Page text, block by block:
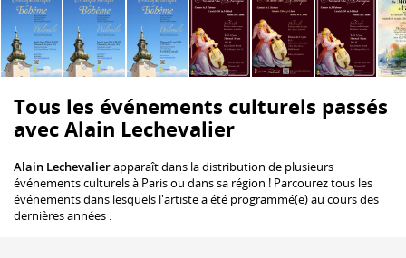
Tous les événements culturels passés
avec Alain Lechevalier
Alain Lechevalierapparaît dans la distribution de plusieurs
événements culturels à Paris ou dans sa région ! Parcourez tous les
événements dans lesquels l'artiste a été programmé(e) au cours des
dernières années :